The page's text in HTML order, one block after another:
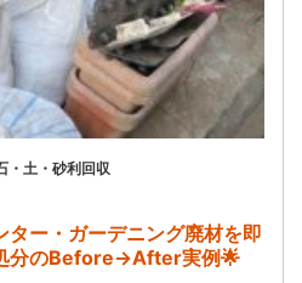
・土・砂利回収
ター・ガーデニング廃材を即
分のBefore→After実例🌟